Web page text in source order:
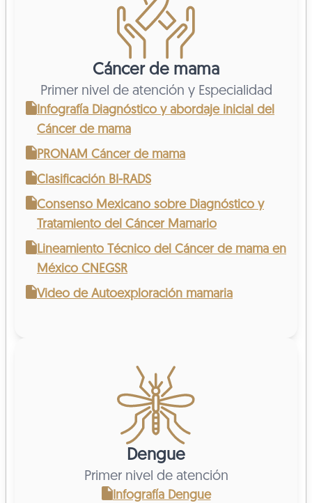
Cáncer de mama
Primer nivel de atención y Especialidad
Infografía Diagnóstico y abordaje inicial del
Cáncer de mama
PRONAM Cáncer de mama
Clasificación BI-RADS
Consenso Mexicano sobre Diagnóstico y
Tratamiento del Cáncer Mamario
Lineamiento Técnico del Cáncer de mama en
México CNEGSR
Video de Autoexploración mamaria
Dengue
Primer nivel de atención
Infografía Dengue